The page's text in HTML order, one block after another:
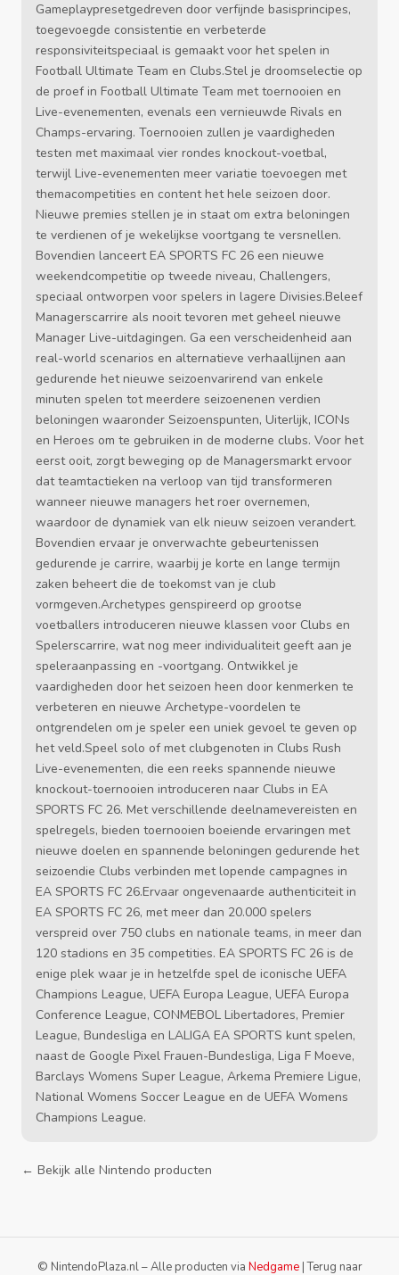
Gameplaypresetgedreven door verfijnde basisprincipes,
toegevoegde consistentie en verbeterde
responsiviteitspeciaal is gemaakt voor het spelen in
Football Ultimate Team en Clubs.Stel je droomselectie op
de proef in Football Ultimate Team met toernooien en
Live-evenementen, evenals een vernieuwde Rivals en
Champs-ervaring. Toernooien zullen je vaardigheden
testen met maximaal vier rondes knockout-voetbal,
terwijl Live-evenementen meer variatie toevoegen met
themacompetities en content het hele seizoen door.
Nieuwe premies stellen je in staat om extra beloningen
te verdienen of je wekelijkse voortgang te versnellen.
Bovendien lanceert EA SPORTS FC 26 een nieuwe
weekendcompetitie op tweede niveau, Challengers,
speciaal ontworpen voor spelers in lagere Divisies.Beleef
Managerscarrire als nooit tevoren met geheel nieuwe
Manager Live-uitdagingen. Ga een verscheidenheid aan
real-world scenarios en alternatieve verhaallijnen aan
gedurende het nieuwe seizoenvarirend van enkele
minuten spelen tot meerdere seizoenenen verdien
beloningen waaronder Seizoenspunten, Uiterlijk, ICONs
en Heroes om te gebruiken in de moderne clubs. Voor het
eerst ooit, zorgt beweging op de Managersmarkt ervoor
dat teamtactieken na verloop van tijd transformeren
wanneer nieuwe managers het roer overnemen,
waardoor de dynamiek van elk nieuw seizoen verandert.
Bovendien ervaar je onverwachte gebeurtenissen
gedurende je carrire, waarbij je korte en lange termijn
zaken beheert die de toekomst van je club
vormgeven.Archetypes genspireerd op grootse
voetballers introduceren nieuwe klassen voor Clubs en
Spelerscarrire, wat nog meer individualiteit geeft aan je
speleraanpassing en -voortgang. Ontwikkel je
vaardigheden door het seizoen heen door kenmerken te
verbeteren en nieuwe Archetype-voordelen te
ontgrendelen om je speler een uniek gevoel te geven op
het veld.Speel solo of met clubgenoten in Clubs Rush
Live-evenementen, die een reeks spannende nieuwe
knockout-toernooien introduceren naar Clubs in EA
SPORTS FC 26. Met verschillende deelnamevereisten en
spelregels, bieden toernooien boeiende ervaringen met
nieuwe doelen en spannende beloningen gedurende het
seizoendie Clubs verbinden met lopende campagnes in
EA SPORTS FC 26.Ervaar ongevenaarde authenticiteit in
EA SPORTS FC 26, met meer dan 20.000 spelers
verspreid over 750 clubs en nationale teams, in meer dan
120 stadions en 35 competities. EA SPORTS FC 26 is de
enige plek waar je in hetzelfde spel de iconische UEFA
Champions League, UEFA Europa League, UEFA Europa
Conference League, CONMEBOL Libertadores, Premier
League, Bundesliga en LALIGA EA SPORTS kunt spelen,
naast de Google Pixel Frauen-Bundesliga, Liga F Moeve,
Barclays Womens Super League, Arkema Premiere Ligue,
National Womens Soccer League en de UEFA Womens
Champions League.
← Bekijk alle Nintendo producten
© NintendoPlaza.nl – Alle producten via Nedgame|Terug naar